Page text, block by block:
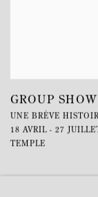
GROUP SHOW
UNE BRÈVE
18 AVRIL - 27
TEMPLE